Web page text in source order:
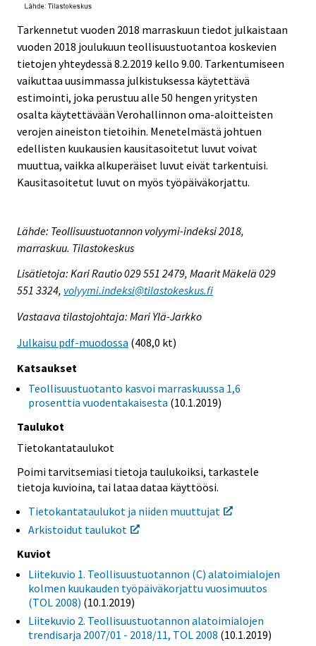
Tarkennetut vuoden 2018 marraskuun tiedot julkaistaan
vuoden 2018 joulukuun teollisuustuotantoa koskevien
tietojen yhteydessä 8.2.2019 kello 9.00. Tarkentumiseen
vaikuttaa uusimmassa julkistuksessa käytettävä
estimointi, joka perustuu alle 50 hengen yritysten
osalta käytettävään Verohallinnon oma-aloitteisten
verojen aineiston tietoihin. Menetelmästä johtuen
edellisten kuukausien kausitasoitetut luvut voivat
muuttua, vaikka alkuperäiset luvut eivät tarkentuisi.
Kausitasoitetut luvut on myös työpäiväkorjattu.
Lähde: Teollisuustuotannon volyymi-indeksi 2018,
marraskuu. Tilastokeskus
Lisätietoja: Kari Rautio 029 551 2479, Maarit Mäkelä 029
551 3324, volyymi.indeksi@tilastokeskus.fi
Vastaava tilastojohtaja: Mari Ylä-Jarkko
Julkaisu pdf-muodossa (408,0 kt)
Katsaukset
Teollisuustuotanto kasvoi marraskuussa 1,6
prosenttia vuodentakaisesta (10.1.2019)
Taulukot
Tietokantataulukot
Poimi tarvitsemiasi tietoja taulukoiksi, tarkastele
tietoja kuvioina, tai lataa dataa käyttöösi.
Tietokantataulukot ja niiden muuttujat
Arkistoidut taulukot
Kuviot
Liitekuvio 1. Teollisuustuotannon (C) alatoimialojen
kolmen kuukauden työpäiväkorjattu vuosimuutos
(TOL 2008) (10.1.2019)
Liitekuvio 2. Teollisuustuotannon alatoimialojen
trendisarja 2007/01 - 2018/11, TOL 2008 (10.1.2019)